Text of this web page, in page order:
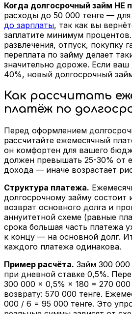
Когда долгосрочный займ НЕ
расходы до 50 000 тенге —
до зарплаты, так как вы
заплатите минимум
развлечения, отпуск, покупку
переплата по займу делает
значительно дороже. Если ваш
40%, новый долгосрочный
Как рассчитать
платёж по
Перед оформлением
рассчитайте ежемесячный
он комфортен для вашего
должен превышать 25-30% от
дохода — иначе возрастает
Структура платежа.
долгосрочному займу состоит
возврат основного долга и
аннуитетной схеме (равные
срока большая часть платежа
к концу — на основной долг.
каждого платежа одинакова.
Пример расчёта. Займ 300 000
при дневной ставке 0,5%.
300 000 × 0,5% × 180 = 270 000
возврату: 570 000 тенге.
000 / 6 = 95 000 тенге. Это